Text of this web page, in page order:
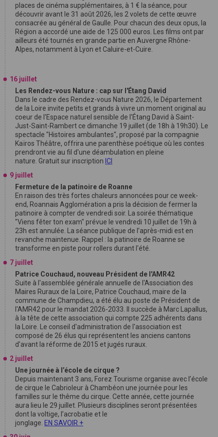
places de cinéma supplémentaires, à 1 € la séance, pour
découvrir avant le 31 août 2026, les 2 volets de cette œuvre
consacrée au général de Gaulle. Pour chacun des deux opus, la
Région a accordé une aide de 125 000 euros. Les films ont par
ailleurs été tournés en grande partie en Auvergne Rhône-
Alpes, notamment à Lyon et Caluire-et-Cuire.
16 juillet
Les Rendez-vous Nature : cap sur l'Étang David
Dans le cadre des Rendez-vous Nature 2026, le Département
de la Loire invite petits et grands à vivre un moment original au
coeur de l'Espace naturel sensible de l'Étang David à Saint-
Just-Saint-Rambert ce dimanche 19 juillet (de 18h à 19h30). Le
spectacle "Histoires ambulantes", proposé par la compagnie
Kaïros Théâtre, offrira une parenthèse poétique où les contes
prendront vie au fil d'une déambulation en pleine
nature. Gratuit sur inscription ICI
9 juillet
Fermeture de la patinoire de Roanne
En raison des très fortes chaleurs annoncées pour ce week-
end, Roannais Agglomération a pris la décision de fermer la
patinoire à compter de vendredi soir. La soirée thématique
"Viens fêter ton exam" prévue le vendredi 10 juillet de 19h à
23h est annulée. La séance publique de l’après-midi est en
revanche maintenue. Rappel : la patinoire de Roanne se
transforme en piste pour rollers durant l'été.
7 juillet
Patrice Couchaud, nouveau Président de l'AMR42
Suite à l'assemblée générale annuelle de l'Association des
Maires Ruraux de la Loire, Patrice Couchaud, maire de la
commune de Champdieu, a été élu au poste de Président de
l'AMR42 pour le mandat 2026-2033. Il succède à Marc Lapallus,
à la tête de cette association qui compte 225 adhérents dans
la Loire. Le conseil d'administration de l'association est
composé de 26 élus qui représentent les anciens cantons
d'avant la réforme de 2015 et jugés ruraux.
2 juillet
Une journée à l’école de cirque ?
Depuis maintenant 3 ans, Forez Tourisme organise avec l’école
de cirque le Cabrioleur à Chambéon une journée pour les
familles sur le thême du cirque. Cette année, cette journée
aura lieu le 29 juillet. Plusieurs disciplines seront présentées
dont la voltige, l’acrobatie et le
jonglage. EN SAVOIR +